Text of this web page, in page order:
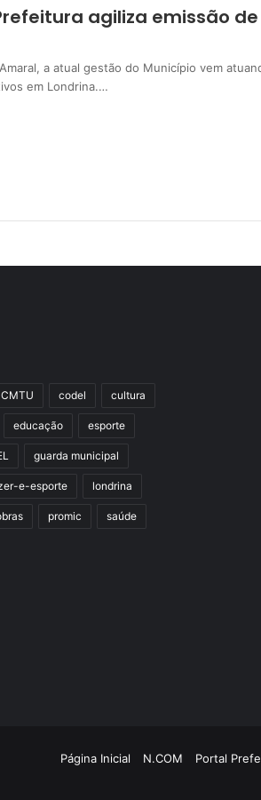
agiliza emissão
a atual gestão do Município vem
em Londrina.…
CMTU codel cultura
educação esporte
guarda municipal
e-esporte londrina
promic saúde
Página Inicial N.COM Portal